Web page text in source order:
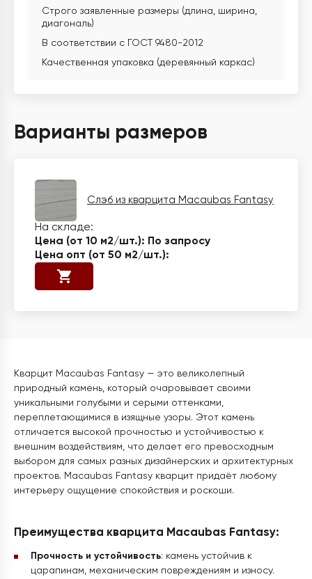
Строго заявленные размеры (длина, ширина,
диагональ)
В соответствии с ГОСТ 9480-2012
Качественная упаковка (деревянный каркас)
Варианты размеров
Слэб из кварцита Macaubas Fantasy
По запросу
Кварцит Macaubas Fantasy — это великолепный
природный камень, который очаровывает своими
уникальными голубыми и серыми оттенками,
переплетающимися в изящные узоры. Этот камень
отличается высокой прочностью и устойчивостью к
внешним воздействиям, что делает его превосходным
выбором для самых разных дизайнерских и архитектурных
проектов. Macaubas Fantasy кварцит придаёт любому
интерьеру ощущение спокойствия и роскоши.
Преимущества кварцита Macaubas Fantasy:
Прочность и устойчивость: камень устойчив к
царапинам, механическим повреждениям и износу.